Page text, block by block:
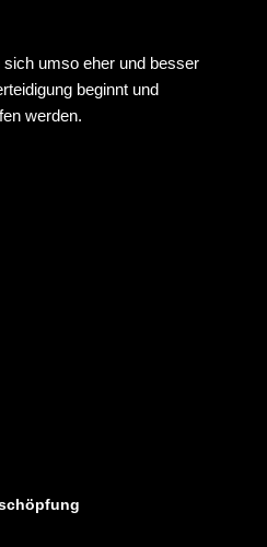
umso eher und besser
beginnt und
werden.